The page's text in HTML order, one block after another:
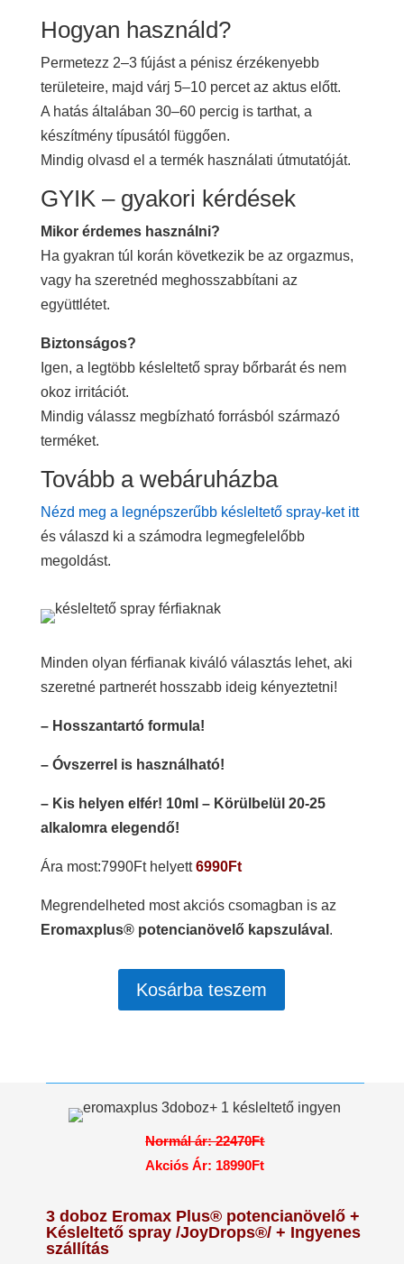
Hogyan használd?
Permetezz 2–3 fújást a pénisz érzékenyebb
területeire, majd várj 5–10 percet az aktus előtt.
A hatás általában 30–60 percig is tarthat, a
készítmény típusától függően.
Mindig olvasd el a termék használati útmutatóját.
GYIK – gyakori kérdések
Mikor érdemes használni?
Ha gyakran túl korán következik be az orgazmus,
vagy ha szeretnéd meghosszabbítani az
együttlétet.
Biztonságos?
Igen, a legtöbb késleltető spray bőrbarát és nem
okoz irritációt.
Mindig válassz megbízható forrásból származó
terméket.
Tovább a webáruházba
Nézd meg a legnépszerűbb késleltető spray-ket itt
és válaszd ki a számodra legmegfelelőbb
megoldást.
Minden olyan férfianak kiváló választás lehet, aki
szeretné partnerét hosszabb ideig kényeztetni!
– Hosszantartó formula!
– Óvszerrel is használható!
– Kis helyen elfér! 10ml – Körülbelül 20-25
alkalomra elegendő!
Ára most:7990Ft helyett6990Ft
Megrendelheted most akciós csomagban is az
Eromaxplus® potencianövelő kapszulával .
Kosárba teszem
Normál ár: 22470Ft
Akciós Ár: 18990Ft
3 doboz Eromax Plus® potencianövelő +
Késleltető spray /JoyDrops®/ + Ingyenes
szállítás